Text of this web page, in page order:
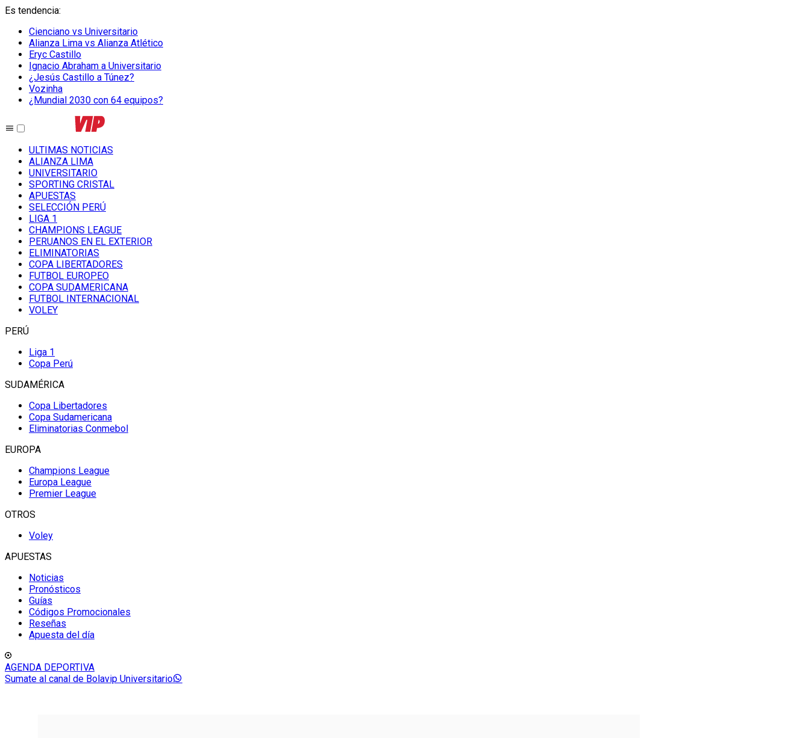
Es tendencia:
Cienciano vs Universitario
Alianza Lima vs Alianza Atlético
Eryc Castillo
Ignacio Abraham a Universitario
¿Jesús Castillo a Túnez?
Vozinha
¿Mundial 2030 con 64 equipos?
ULTIMAS NOTICIAS
ALIANZA LIMA
UNIVERSITARIO
SPORTING CRISTAL
APUESTAS
SELECCIÓN PERÚ
LIGA 1
CHAMPIONS LEAGUE
PERUANOS EN EL EXTERIOR
ELIMINATORIAS
COPA LIBERTADORES
FUTBOL EUROPEO
COPA SUDAMERICANA
FUTBOL INTERNACIONAL
VOLEY
PERÚ
Liga 1
Copa Perú
SUDAMÉRICA
Copa Libertadores
Copa Sudamericana
Eliminatorias Conmebol
EUROPA
Champions League
Europa League
Premier League
OTROS
Voley
APUESTAS
Noticias
Pronósticos
Guías
Códigos Promocionales
Reseñas
Apuesta del día
AGENDA DEPORTIVA
Sumate al canal de Bolavip Universitario